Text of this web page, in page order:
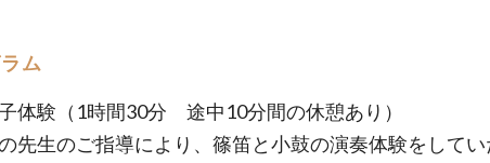
ム
体験（1時間30分 途中10分間の休憩あり）
先生のご指導により、篠笛と小鼓の演奏体験をしてい